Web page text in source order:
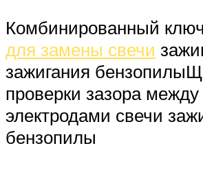
Комбинированный ключ
для замены свечи
зажигания
проверки зазора между
электродами свечи
бензопилы